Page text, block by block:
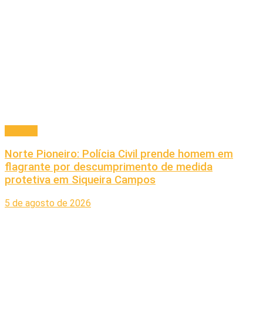
Norte Pioneiro: Polícia Civil prende homem em
flagrante por descumprimento de medida
protetiva em Siqueira Campos
5 de agosto de 2026